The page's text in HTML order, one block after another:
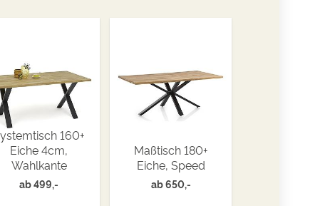
160+
Eiche 4cm,
Wahlkante
ab499,-
Maßtisch 180+
Eiche, Speed
ab650,-